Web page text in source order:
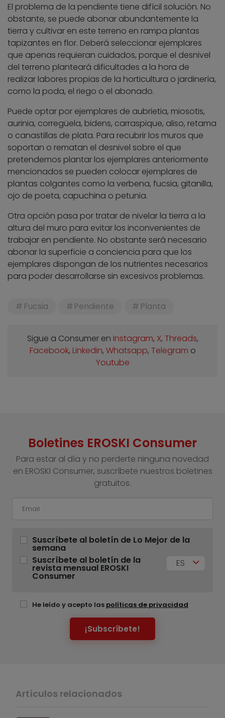
El problema de la pendiente tiene difícil solución. No
obstante, se puede abonar abundantemente la
tierra y cultivar en este terreno en rampa plantas
tapizantes en flor. Deberá seleccionar ejemplares
que apenas requieran cuidados, porque el desnivel
del terreno planteará dificultades a la hora de
realizar labores propias de la horticultura o jardinería,
como la poda, el riego o el abonado.
Puede optar por ejemplares de aubrietia, miosotis,
aurinia, corregüela, bidens, carraspique, aliso, retama
o canastillas de plata. Para recubrir los muros que
soportan o rematan el desnivel sobre el que
pretendemos plantar los ejemplares anteriormente
mencionados se pueden colocar ejemplares de
plantas colgantes como la verbena, fucsia, gitanilla,
ojo de poeta, capuchina o petunia.
Otra opción pasa por tratar de nivelar la tierra a la
altura del muro para evitar los inconvenientes de
trabajar en pendiente. No obstante será necesario
abonar la superficie a conciencia para que los
ejemplares dispongan de los nutrientes necesarios
para poder desarrollarse sin excesivos problemas.
Fucsia Pendiente Planta
Sigue a Consumer en Instagram, X, Threads,
Facebook, Linkedin, Whatsapp, Telegram o
Youtube
Boletines EROSKI Consumer
Para estar al día y no perderte ninguna novedad
en EROSKI Consumer, suscríbete nuestros boletines
gratuitos.
Suscríbete al boletín de Lo Mejor de la
semana
Suscríbete al boletín de la
revista mensual EROSKI
Consumer
ES
He leído y acepto las políticas de privacidad
¡Subscríbete!
Artículos relacionados